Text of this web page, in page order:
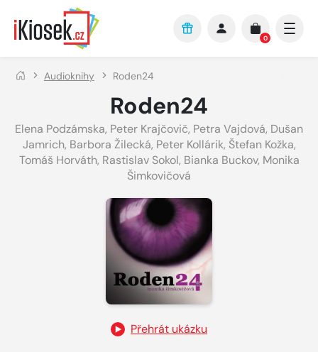
Přejít na hlavní obsah
0
Audioknihy Roden24
Roden24
Elena Podzámska, Peter Krajčovič, Petra Vajdová, Dušan
Jamrich, Barbora Žilecká, Peter Kollárik, Štefan Kožka,
Tomáš Horváth, Rastislav Sokol, Bianka Buckov, Monika
Šimkovičová
Přehrát ukázku